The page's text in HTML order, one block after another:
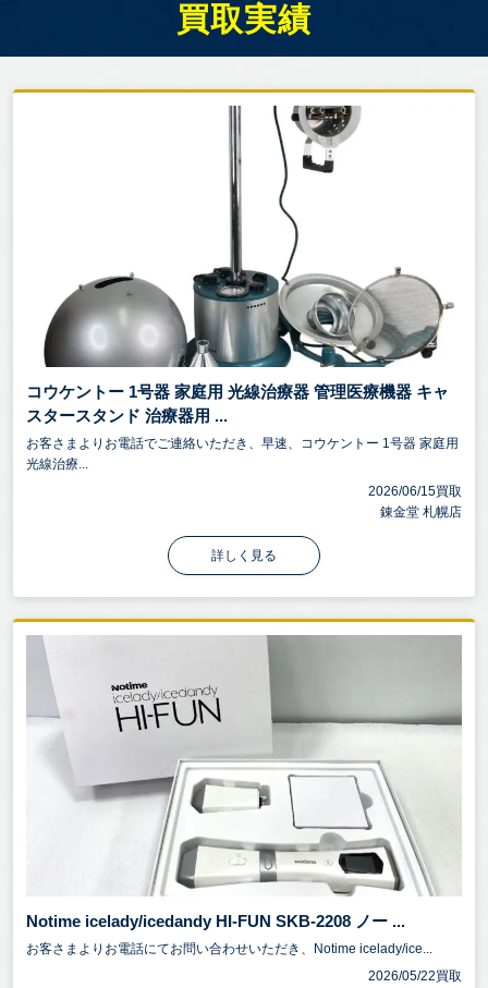
買取実績
コウケントー 1号器 家庭用 光線治療器 管理医療機器 キャ
スタースタンド 治療器用 ...
お客さまよりお電話でご連絡いただき、早速、コウケントー 1号器 家庭用
光線治療...
2026/06/15買取
錬金堂 札幌店
詳しく見る
Notime icelady/icedandy HI-FUN SKB-2208 ノー ...
お客さまよりお電話にてお問い合わせいただき、Notime icelady/ice...
2026/05/22買取